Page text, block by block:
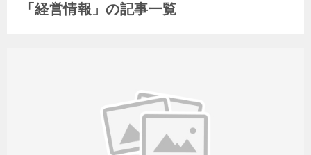
「経営情報」の記事一覧